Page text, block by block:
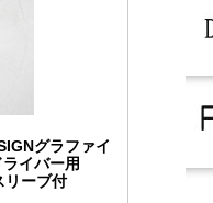
グラファイ
イバー用
リーブ付